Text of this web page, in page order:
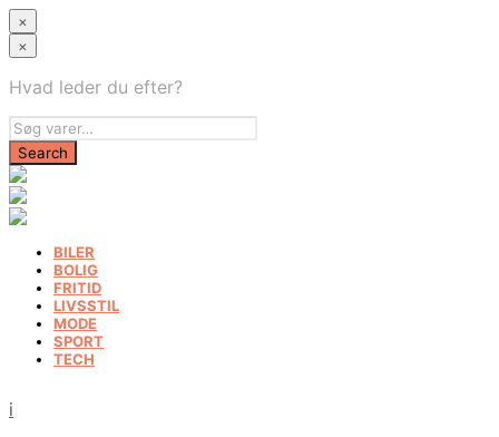
×
×
Hvad leder du efter?
BILER
BOLIG
FRITID
LIVSSTIL
MODE
SPORT
TECH
i